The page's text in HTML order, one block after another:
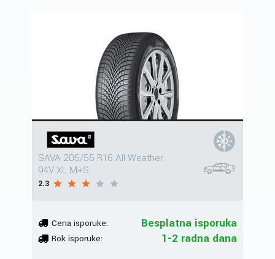
SAVA 205/55 R16 All Weather
94V XL M+S
2.3
Cena isporuke: Besplatna isporuka
Rok isporuke: 1-2 radna dana